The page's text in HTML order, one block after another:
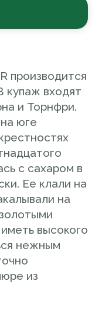
производится
купаж входят
и Торнфри.
юге
с сахаром в
Ее клали на
на
высокого
нежным
из